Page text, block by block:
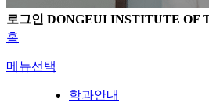
로그인 DONGEUI INSTITUTE OF
홈
메뉴선택
학과안내